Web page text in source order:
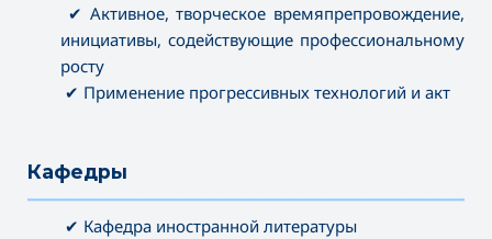
✔ Активное, творческое времяпрепровождение,
инициативы, содействующие профессиональному
росту
✔ Применение прогрессивных технологий и акт
Кафедры
✔ Кафедра иностранной литературы